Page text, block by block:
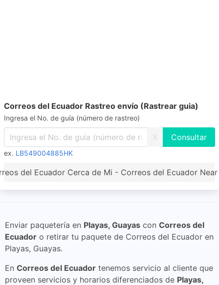
Correos del Ecuador Rastreo envío (Rastrear guia)
Ingresa el No. de guía (número de rastreo)
X
ex. LB549004885HK
del Ecuador Cerca de Mi - Correos del Ecuador Near
Enviar paquetería en Playas, Guayas con Correos del
Ecuador o retirar tu paquete de Correos del Ecuador en
Playas, Guayas.
En Correos del Ecuador tenemos servicio al cliente que
proveen servicios y horarios diferenciados de Playas,